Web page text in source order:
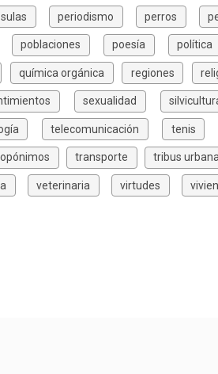
periodismo perros
poblaciones poesía política
química orgánica regiones
sexualidad
telecomunicación tenis
transporte tribus
veterinaria virtudes